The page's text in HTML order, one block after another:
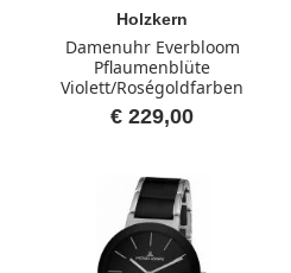
Holzkern
Damenuhr Everbloom
Pflaumenblüte
Violett/Roségoldfarben
€ 229,00